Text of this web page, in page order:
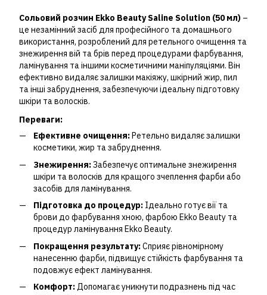
Сольовий розчин Ekko Beauty Saline Solution (50 мл) –
це незамінний засіб для професійного та домашнього
використання, розроблений для ретельного очищення та
знежирення вій та брів перед процедурами фарбування,
ламінування та іншими косметичними маніпуляціями. Він
ефективно видаляє залишки макіяжу, шкірний жир, пил
та інші забруднення, забезпечуючи ідеальну підготовку
шкіри та волосків.
Переваги:
Ефективне очищення: Ретельно видаляє залишки
косметики, жир та забруднення.
Знежирення:Забезпечує оптимальне знежирення
шкіри та волосків для кращого зчеплення фарби або
засобів для ламінування.
Підготовка до процедур: Ідеально готує вії та
брови до фарбування хною, фарбою Ekko Beauty та
процедур ламінування Ekko Beauty.
Покращення результату:Сприяє рівномірному
нанесенню фарби, підвищує стійкість фарбування та
подовжує ефект ламінування.
Комфорт:Допомагає уникнути подразнень під час